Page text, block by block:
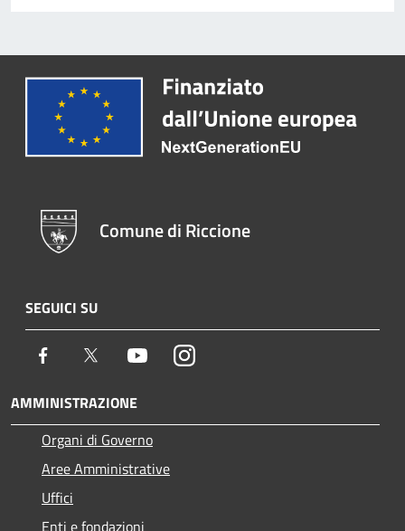
Comune di Riccione
SEGUICI SU
Facebook Twitter YoutubeInstagram
AMMINISTRAZIONE
Organi di Governo
Aree Amministrative
Uffici
Enti e fondazioni